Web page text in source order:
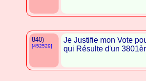
840)
[452529]
Je Justifie mon Vote
qui Résulte d'un